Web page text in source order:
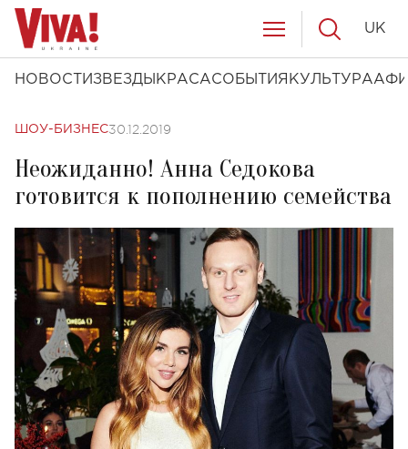
НОВОСТИ ЗВЕЗДЫ КРАСАСОБЫТИЯ КУЛЬТУРА
UK
ШОУ-БИЗНЕС30.12.2019
Неожиданно! Анна Седокова
готовится к пополнению семейства